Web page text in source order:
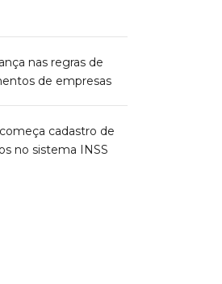
nas regras de
de empresas
cadastro de
no sistema INSS